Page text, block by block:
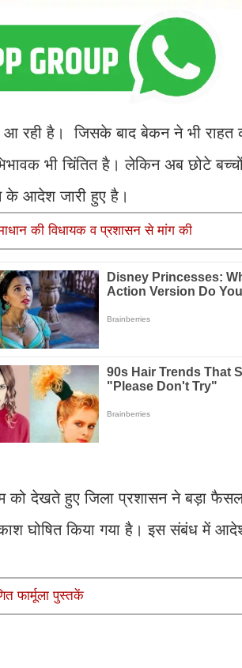
रही है। जिसके बाद बेकन ने भी राहत
भी चिंतित है। लेकिन अब छोटे
के आदेश जारी हुए है।
की विधायक व प्रशासन से मांग की
को देखते हुए जिला प्रशासन ने बड़ा
घोषित किया गया है। इस संबंध में
फार्मूला पुस्तकें